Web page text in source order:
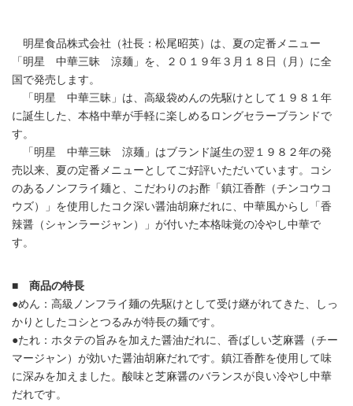
明星食品株式会社（社長：松尾昭英）は、夏の定番メニュー
「明星 中華三昧 涼麺」を、２０１９年３月１８日（月）に全
国で発売します。
「明星 中華三昧」は、高級袋めんの先駆けとして１９８１年
に誕生した、本格中華が手軽に楽しめるロングセラーブランドで
す。
「明星 中華三昧 涼麺」はブランド誕生の翌１９８２年の発
売以来、夏の定番メニューとしてご好評いただいています。コシ
のあるノンフライ麺と、こだわりのお酢「鎮江香酢（チンコウコ
ウズ）」を使用したコク深い醤油胡麻だれに、中華風からし「香
辣醤（シャンラージャン）」が付いた本格味覚の冷やし中華で
す。
■ 商品の特長
●めん：高級ノンフライ麺の先駆けとして受け継がれてきた、しっ
かりとしたコシとつるみが特長の麺です。
●たれ：ホタテの旨みを加えた醤油だれに、香ばしい芝麻醤（チー
マージャン）が効いた醤油胡麻だれです。鎮江香酢を使用して味
に深みを加えました。酸味と芝麻醤のバランスが良い冷やし中華
だれです。